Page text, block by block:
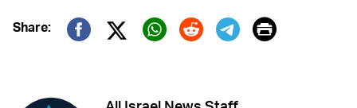
Share:
Twitter (X)
Print